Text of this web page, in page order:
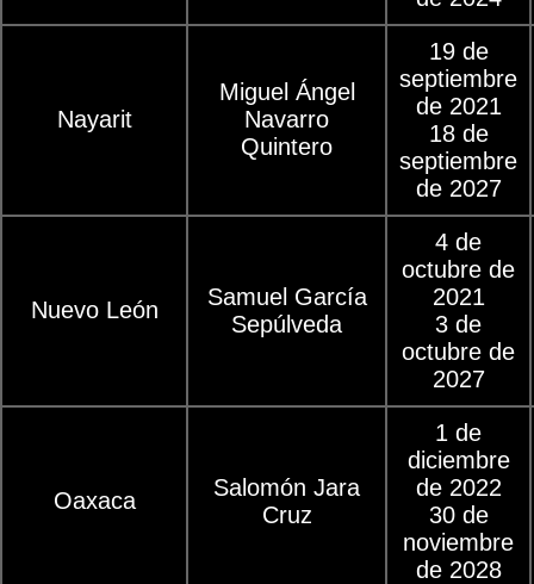
Nayarit
Miguel Ángel
Navarro
Quintero
19 de
septiembre
de 2021
18 de
septiembre
de 2027
Nuevo León
Samuel García
Sepúlveda
4 de
octubre de
2021
3 de
octubre de
2027
Oaxaca
Salomón Jara
Cruz
1 de
diciembre
de 2022
30 de
noviembre
de 2028